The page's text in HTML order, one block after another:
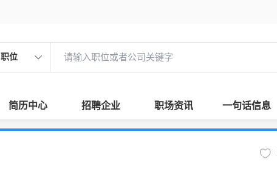
职位
简历中心 招聘企业 职场资讯 一句话信息